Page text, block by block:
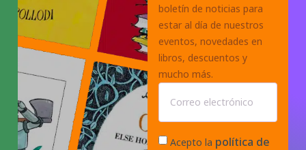
boletín de noticias para
estar al día de nuestros
eventos, novedades en
libros, descuentos y
mucho más.
Acepto la política de